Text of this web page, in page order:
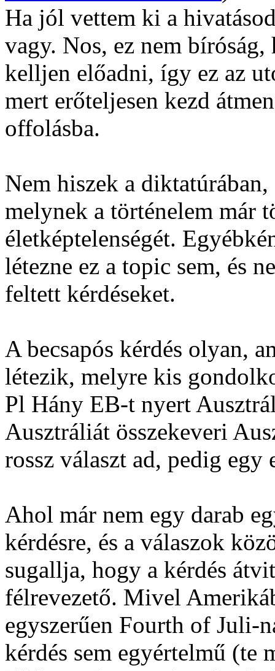
Ha jól vettem ki a
vagy. Nos, ez nem
kelljen előadni, így ez az
mert erőteljesen kezd
offolásba.
Nem hiszek a
melynek a történelem már
életképtelenségét.
létezne ez a topic sem, és
feltett kérdéseket.
A becsapós kérdés olyan,
létezik, melyre kis
Pl Hány EB-t nyert
Ausztráliát összekeveri
rossz választ ad, pedig egy
Ahol már nem egy darab
kérdésre, és a válaszok
sugallja, hogy a kérdés
félrevezető. Mivel
egyszerűen Fourth of Juli-
kérdés sem egyértelmű (te